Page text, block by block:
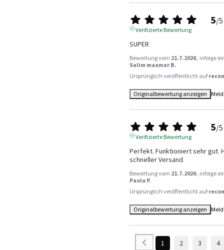
5/5
Verifizierte Bewertung
SUPER
Bewertung vom 21.7.2026 , infolge
Salim maamar B.
Ursprünglich veröffentlicht auf
Originalbewertung anzeigen
5/5
Verifizierte Bewertung
Perfekt. Funktioniert sehr gut.
schneller Versand.
Bewertung vom 21.7.2026 , infolge
Paola P.
Ursprünglich veröffentlicht auf
Originalbewertung anzeigen
1 2 3 4